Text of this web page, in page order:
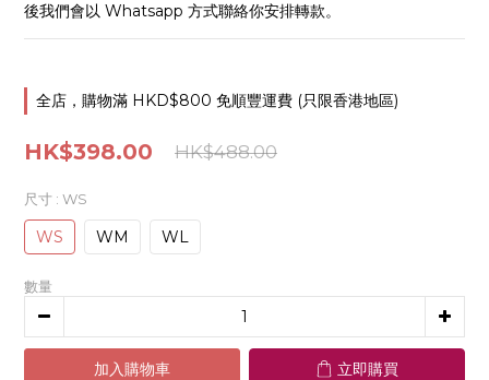
後我們會以 Whatsapp 方式聯絡你安排轉款。
全店，購物滿 HKD$800 免順豐運費 (只限香港地區)
HK$398.00 HK$488.00
尺寸 : WS
WS WM WL
數量
加入購物車 立即購買